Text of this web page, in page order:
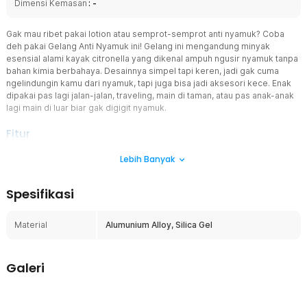
Dimensi Kemasan : -
Gak mau ribet pakai lotion atau semprot-semprot anti nyamuk? Coba
deh pakai Gelang Anti Nyamuk ini! Gelang ini mengandung minyak
esensial alami kayak citronella yang dikenal ampuh ngusir nyamuk tanpa
bahan kimia berbahaya. Desainnya simpel tapi keren, jadi gak cuma
ngelindungin kamu dari nyamuk, tapi juga bisa jadi aksesori kece. Enak
dipakai pas lagi jalan-jalan, traveling, main di taman, atau pas anak-anak
lagi main di luar biar gak digigit nyamuk.
Fitur
aman dan efektif! Terbuat dari minyak sereh wangi citronella,
kimia berbahaya. Aroma khas sereh wangi tidak disukai oleh
nyamuk dan serangga, namun tetap segar dan nyaman bagi
Perlindungan Nyamuk Hingga 240 Hari
Lebih Banyak
Spesifikasi
Material Alumunium Alloy, Silica Gel
Galeri